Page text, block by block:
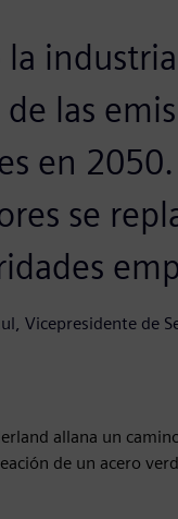
la
de las
en
se
Vicepresidente de
allana un
de un acero